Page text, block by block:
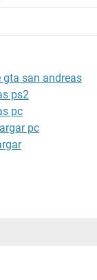
gta san andreas
ps2
pc
pc